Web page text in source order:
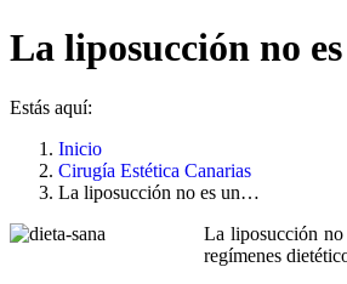
La liposucción no
Estás aquí:
Inicio
Cirugía Estética Canarias
La liposucción no es un…
La liposucción no
regímenes